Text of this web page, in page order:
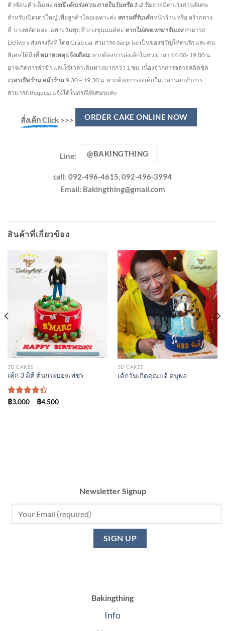
คิวซ้อน คิวเต็มค่ะ กรณี เค้กเร่งด่วนภายในวันหรือ 1-2 วัน อาจมีค่าเร่งด่วนพิเศษ
สำหรับเปิดเตาใหญ่ เพื่อลูกค้าโดยเฉพาะค่ะ สถานที่รับเค้กหน้าร้าน หรือ ครัวกลาง
ที่ บางพลัด และ เฉพาะวันพุธ ที่ บางขุนนนท์ค่ะ หากไม่สะดวกมารับเองสามารถ
Delivery ส่งตรงถึงที่ โดย Grab car สามารถ Surprise เป็นของขวัญให้คนรัก และ คน
พิเศษได้ถึงที่ หมายเหตุแจ้งเตือน:หากต้องการส่งเค้กในช่วงเวลา 16.00- 19.00 น.
อาจเกิดการล่าช้า และใช้เวลาเดินทางมากกว่า 1 ชม. เนื่องจากการจลาจลติดขัด
เวลาเปิดร้าน หน้าร้าน 9.30 – 19.30 น. หากต้องการส่งเค้กในเวลานอกทำการ
สามารถ Request แจ้งได้ในกรณีพิเศษนะคะ
สั่งเค้ก Click>>> ORDER CAKE ONLINE NOW
Line: @BAKINGTHING
call: 092-496-4615, 092-496-3994
Email: Bakingthing@gmail.com
สินค้าที่เกี่ยวข้อง
3D CAKES
เค้ก 3 มิติ ต้นกระบองเพชร
ให้
฿3,000 – ฿4,500Price
3D CAKES
เค้กวันเกิดคุณแจ้ ดนุพล
Newsletter Signup
Bakingthing
Info